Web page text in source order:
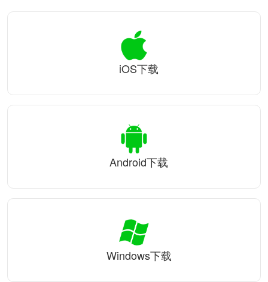
iOS下载
Android下载
Windows下载